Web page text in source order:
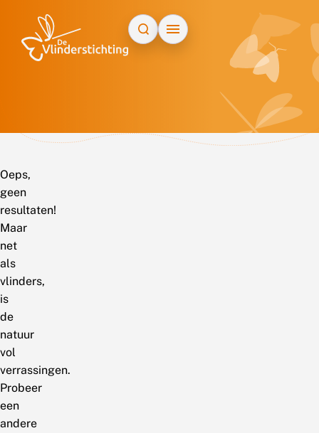
Oeps,
geen
resultaten!
Maar
net
als
vlinders,
is
de
natuur
vol
verrassingen.
Probeer
een
andere